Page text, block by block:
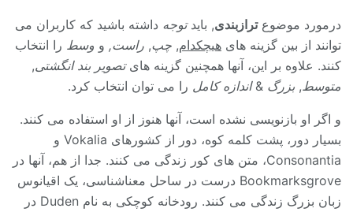
درمورد موضوعترازبندی, بایدتوجه داشته باشید که کاربران می
توانند از بین گزینه های هیچکدام, چپ, راست, و وسط را انتخاب
کنند. علاوه بر این، آنها همچنین گزینه هایتصویر بند انگشتی,
متوسط, بزرگ &اندازه کامل را می توان انتخاب کرد.
و اگر او بازنویسی نشده است، آنها هنوز از او استفاده می کنند.
بسیار دور، پشت کلمه کوه، دور از کشورهای Vokalia و
Consonantia، متن های کور زندگی می کنند. جدا از هم، آنها در
Bookmarksgrove درست در ساحل معناشناسی، یک اقیانوس
زبان بزرگ زندگی می کنند. رودخانه کوچکی به نام Duden در